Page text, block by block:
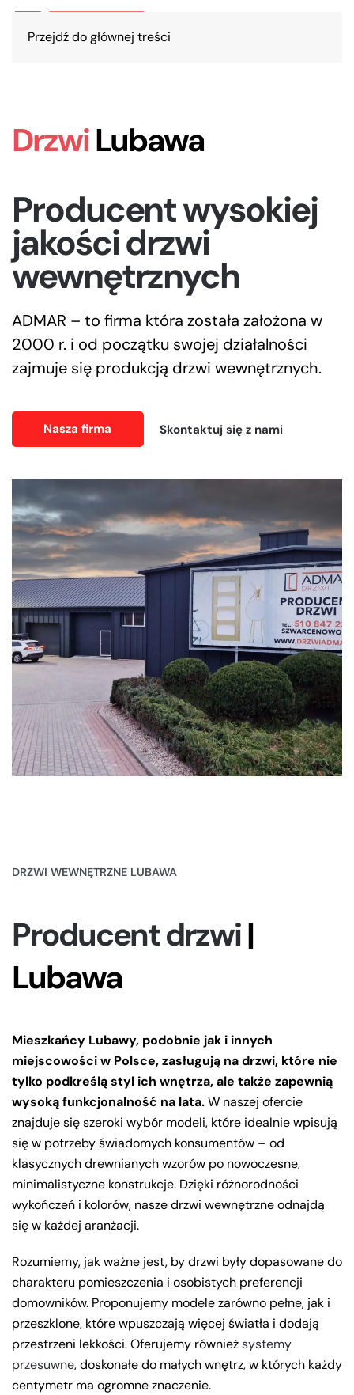
Przejdź do głównej treści
DrzwiLubawa
Producent wysokiej
jakości drzwi
wewnętrznych
ADMAR – to firma która została założona w
2000 r. i od początku swojej działalności
zajmuje się produkcją drzwi wewnętrznych.
Nasza firma Skontaktuj się z nami
DRZWI WEWNĘTRZNE LUBAWA
Producent drzwi|
Lubawa
Mieszkańcy Lubawy, podobnie jak i innych
miejscowości w Polsce, zasługują na drzwi, które nie
tylko podkreślą styl ich wnętrza, ale także zapewnią
wysoką funkcjonalność na lata.W naszej ofercie
znajduje się szeroki wybór modeli, które idealnie wpisują
się w potrzeby świadomych konsumentów – od
klasycznych drewnianych wzorów po nowoczesne,
minimalistyczne konstrukcje. Dzięki różnorodności
wykończeń i kolorów, nasze drzwi wewnętrzne odnajdą
się w każdej aranżacji.
Rozumiemy, jak ważne jest, by drzwi były dopasowane do
charakteru pomieszczenia i osobistych preferencji
domowników. Proponujemy modele zarówno pełne, jak i
przeszklone, które wpuszczają więcej światła i dodają
przestrzeni lekkości. Oferujemy równieżsystemy
przesuwne, doskonałe do małych wnętrz, w których każdy
centymetr ma ogromne znaczenie.